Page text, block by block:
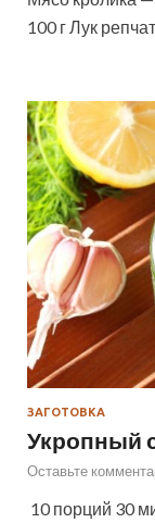
100 г Лук
ЗАГОТОВКА
Укропный
Оставьте
10 порций 30